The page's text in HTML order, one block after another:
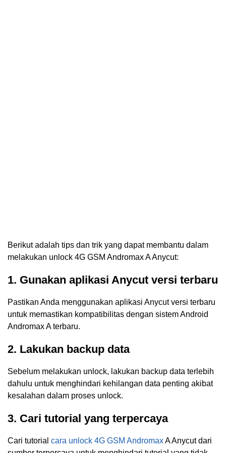
Berikut adalah tips dan trik yang dapat membantu dalam
melakukan unlock 4G GSM Andromax A Anycut:
1. Gunakan aplikasi Anycut versi terbaru
Pastikan Anda menggunakan aplikasi Anycut versi terbaru
untuk memastikan kompatibilitas dengan sistem Android
Andromax A terbaru.
2. Lakukan backup data
Sebelum melakukan unlock, lakukan backup data terlebih
dahulu untuk menghindari kehilangan data penting akibat
kesalahan dalam proses unlock.
3. Cari tutorial yang terpercaya
Cari tutorial cara unlock 4G GSM AndromaxA Anycut dari